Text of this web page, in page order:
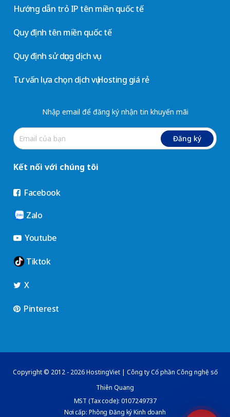
Hướng dẫn trỏ IP tên miền quốc tế
Quy định tên miền quốc tế
Quy định sử dụng dịch vụ
Tư vấn lựa chọn dịch vụ Hosting giá rẻ
Nhập email để đăng ký nhận tin khuyến mãi
Đăng ký
Kết nối với chúng tôi
Facebook
Zalo
Youtube
Tiktok
X
Pinterest
Copyright © 2012 - 2026 HostingViet | Công ty Cổ phần Công nghệ số
Thiên Quang
MST (Tax code): 0107249737
Nơi cấp: Phòng Đăng ký Kinh doanh